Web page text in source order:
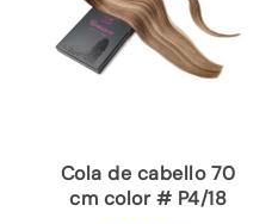
Cola de cabello 70
cm color # P4/18